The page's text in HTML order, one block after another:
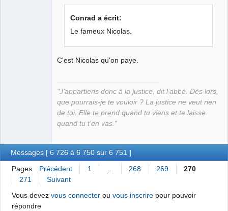
Conrad a écrit:
Le fameux Nicolas.
C'est Nicolas qu'on paye.
"J’appartiens donc à la justice, dit l’abbé. Dès lors,
que pourrais-je te vouloir ? La justice ne veut rien
de toi. Elle te prend quand tu viens et te laisse
quand tu t’en vas."
Messages [ 6 726 à 6 750 sur 6 751 ]
Pages Précédent 1 … 268 269
270
271
Suivant
Vous devez vous connecterou vous inscrirepour pouvoir
répondre